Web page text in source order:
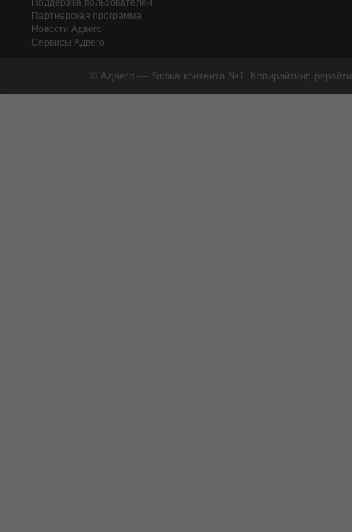
Поддержка пользователей
Партнерская программа
Новости Адвего
Сервисы Адвего
© Адвего — биржа контента №1. Копирайтинг,